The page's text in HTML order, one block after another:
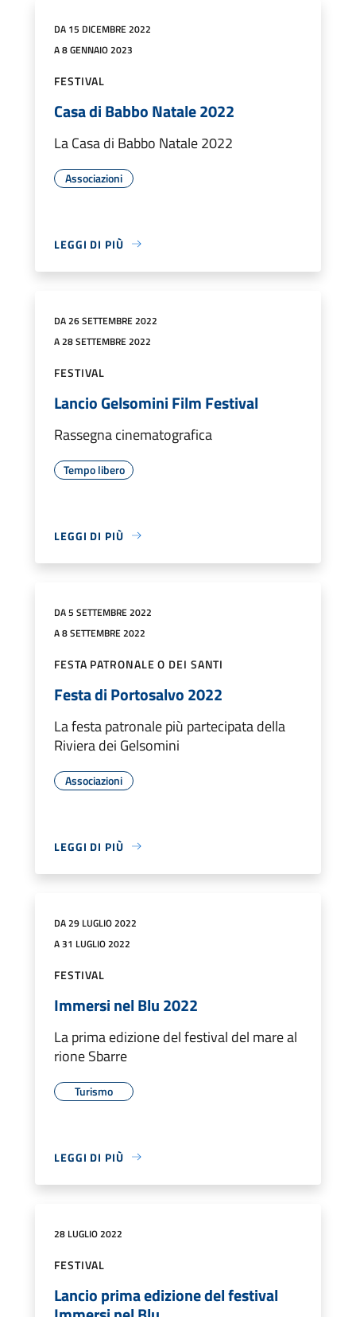
DA 15 DICEMBRE 2022
A 8 GENNAIO 2023
FESTIVAL
Casa di Babbo Natale 2022
La Casa di Babbo Natale 2022
Associazioni
LEGGI DI PIÙ
DA 26 SETTEMBRE 2022
A 28 SETTEMBRE 2022
FESTIVAL
Lancio Gelsomini Film Festival
Rassegna cinematografica
Tempo libero
LEGGI DI PIÙ
DA 5 SETTEMBRE 2022
A 8 SETTEMBRE 2022
FESTA PATRONALE O DEI SANTI
Festa di Portosalvo 2022
La festa patronale più partecipata della
Riviera dei Gelsomini
Associazioni
LEGGI DI PIÙ
DA 29 LUGLIO 2022
A 31 LUGLIO 2022
FESTIVAL
Immersi nel Blu 2022
La prima edizione del festival del mare al
rione Sbarre
Turismo
LEGGI DI PIÙ
28 LUGLIO 2022
FESTIVAL
Lancio prima edizione del festival